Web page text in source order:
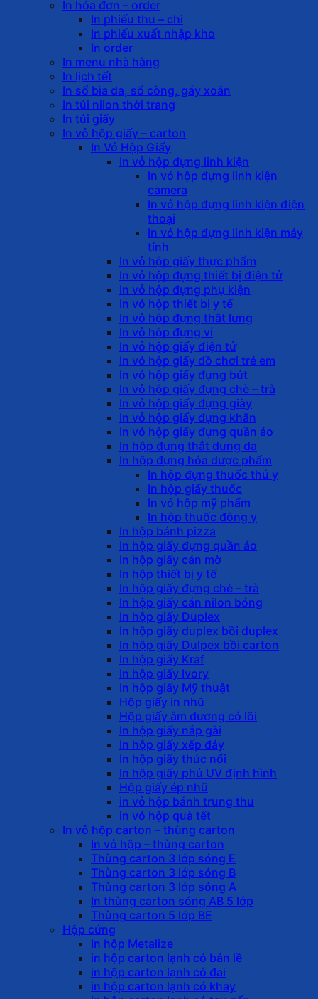
In hóa đơn – order
In phiếu thu – chi
In phiếu xuất nhập kho
In order
In menu nhà hàng
In lịch tết
In sổ bìa da, sổ còng, gáy xoắn
In túi nilon thời trang
In túi giấy
In vỏ hộp giấy – carton
In Vỏ Hộp Giấy
In vỏ hộp đựng linh kiện
In vỏ hộp đựng linh kiện
camera
In vỏ hộp đựng linh kiện điện
thoại
In vỏ hộp đựng linh kiện máy
tính
In vỏ hộp giấy thực phẩm
In vỏ hộp đựng thiết bị điện tử
In vỏ hộp đựng phụ kiện
In vỏ hộp thiết bị y tế
In vỏ hộp đựng thắt lưng
In vỏ hộp đựng ví
In vỏ hộp giấy điện tử
In vỏ hộp giấy đồ chơi trẻ em
In vỏ hộp giấy đựng bút
In vỏ hộp giấy đựng chè – trà
In vỏ hộp giấy đựng giày
In vỏ hộp giấy đựng khăn
In vỏ hộp giấy đựng quần áo
In hộp đựng thắt dưng da
In hộp đựng hóa dược phẩm
In hộp đựng thuốc thú y
In hộp giấy thuốc
In vỏ hộp mỹ phẩm
In hộp thuốc đông y
In hộp bánh pizza
In hộp giấy đựng quần áo
In hộp giấy cán mờ
In hộp thiết bị y tế
In hộp giấy đựng chè – trà
In hộp giấy cán nilon bóng
In hộp giấy Duplex
In hộp giấy duplex bồi duplex
In hộp giấy Dulpex bồi carton
In hộp giấy Kraf
In hộp giấy Ivory
In hộp giấy Mỹ thuật
Hộp giấy in nhũ
Hộp giấy âm dương có lõi
In hộp giấy nắp gài
In hộp giấy xếp đáy
In hộp giấy thúc nổi
In hộp giấy phủ UV định hình
Hộp giấy ép nhũ
in vỏ hộp bánh trung thu
in vỏ hộp quà tết
In vỏ hộp carton – thùng carton
In vỏ hộp – thùng carton
Thùng carton 3 lớp sóng E
Thùng carton 3 lớp sóng B
Thùng carton 3 lớp sóng A
In thùng carton sóng AB 5 lớp
Thùng carton 5 lớp BE
Hộp cứng
In hộp Metalize
in hộp carton lạnh có bản lề
in hộp carton lạnh có đai
in hộp carton lạnh có khay